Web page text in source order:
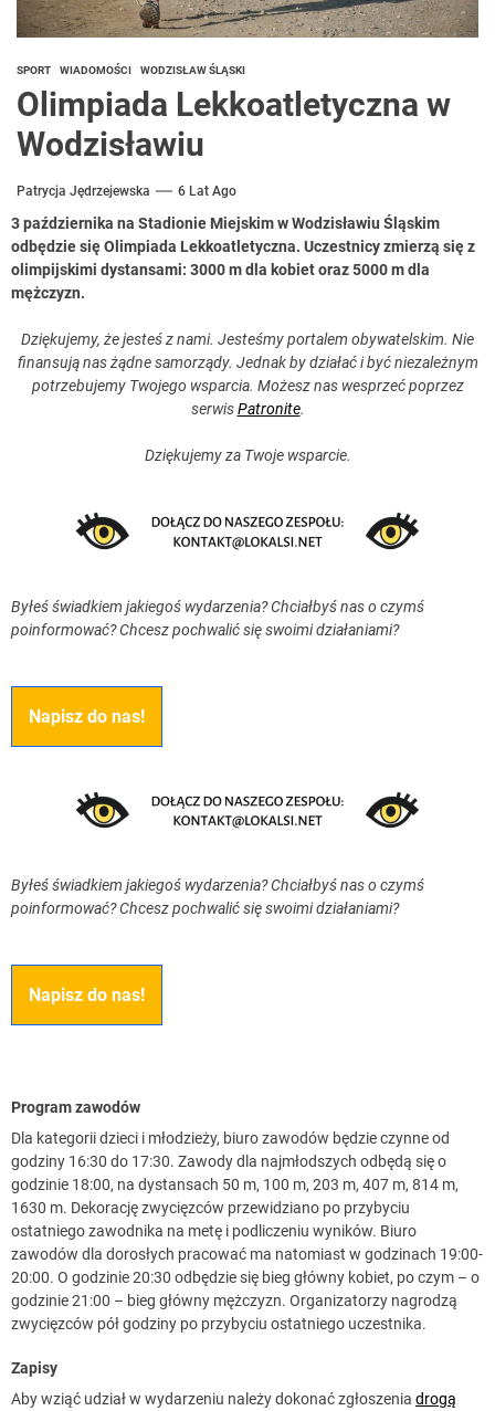
SPORT WIADOMOŚCI WODZISŁAW ŚLĄSKI
Olimpiada Lekkoatletyczna w
Wodzisławiu
Patrycja Jędrzejewska 6 Lat Ago
3 października na Stadionie Miejskim w Wodzisławiu Śląskim
odbędzie się Olimpiada Lekkoatletyczna. Uczestnicy zmierzą się z
olimpijskimi dystansami: 3000 m dla kobiet oraz 5000 m dla
mężczyzn.
Dziękujemy, że jesteś z nami. Jesteśmy portalem obywatelskim. Nie
finansują nas żądne samorządy. Jednak by działać i być niezależnym
potrzebujemy Twojego wsparcia. Możesz nas wesprzeć poprzez
serwisPatronite.
Dziękujemy za Twoje wsparcie.
Byłeś świadkiem jakiegoś wydarzenia? Chciałbyś nas o czymś
poinformować? Chcesz pochwalić się swoimi działaniami?
Napisz do nas!
Byłeś świadkiem jakiegoś wydarzenia? Chciałbyś nas o czymś
poinformować? Chcesz pochwalić się swoimi działaniami?
Napisz do nas!
Program zawodów
Dla kategorii dzieci i młodzieży, biuro zawodów będzie czynne od
godziny 16:30 do 17:30. Zawody dla najmłodszych odbędą się o
godzinie 18:00, na dystansach 50 m, 100 m, 203 m, 407 m, 814 m,
1630 m. Dekorację zwycięzców przewidziano po przybyciu
ostatniego zawodnika na metę i podliczeniu wyników. Biuro
zawodów dla dorosłych pracować ma natomiast w godzinach 19:00-
20:00. O godzinie 20:30 odbędzie się bieg główny kobiet, po czym – o
godzinie 21:00 – bieg główny mężczyzn. Organizatorzy nagrodzą
zwycięzców pół godziny po przybyciu ostatniego uczestnika.
Zapisy
Aby wziąć udział w wydarzeniu należy dokonać zgłoszenia drogą